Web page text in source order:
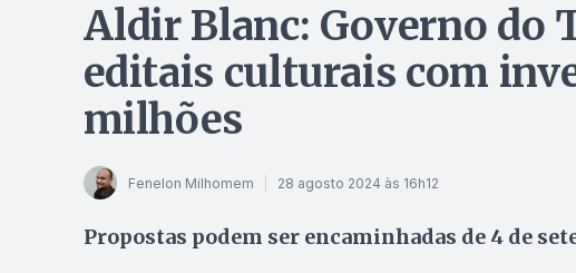
Aldir Blanc: Governo do
editais culturais com
milhões
Fenelon Milhomem 28 agosto 2024 às 16h12
Propostas podem ser encaminhadas de 4 de